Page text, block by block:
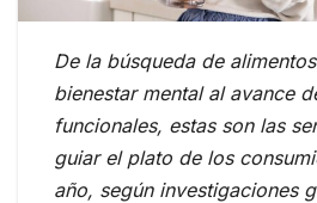
De la búsqueda de
bienestar mental al avance
funcionales, estas son las
guiar el plato de los
año, según investigaciones